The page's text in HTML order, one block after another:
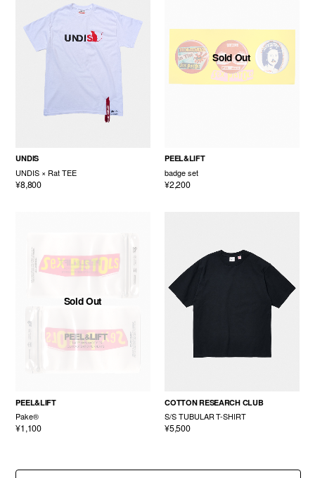
UNDIS
UNDIS × Rat TEE
¥8,800
Sold Out
PEEL&LIFT
badge set
¥2,200
Sold Out
PEEL&LIFT
Pake®
¥1,100
COTTON RESEARCH CLUB
S/S TUBULAR T-SHIRT
¥5,500